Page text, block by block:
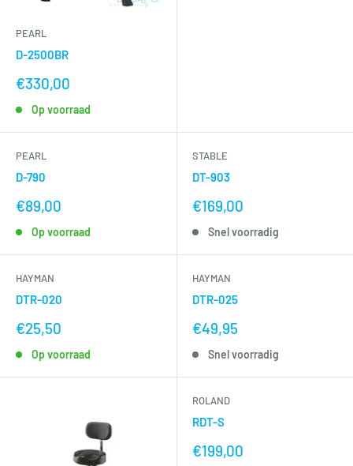
PEARL
D-2500BR
nu
€330,00
Op voorraad
PEARL
D-790
nu
€89,00
Op voorraad
STABLE
DT-903
nu
€169,00
Snel voorradig
HAYMAN
DTR-020
nu
€25,50
Op voorraad
HAYMAN
DTR-025
nu
€49,95
Snel voorradig
ROLAND
RDT-S
nu
€199,00